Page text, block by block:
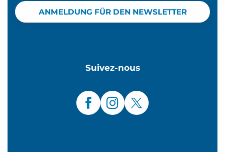
ANMELDUNG FÜR DEN NEWSLETTER
Suivez-nous